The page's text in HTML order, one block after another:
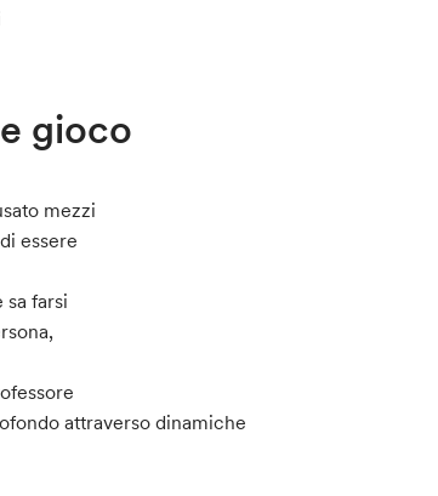
gioco
mezzi
essere
sa farsi
attraverso dinamiche